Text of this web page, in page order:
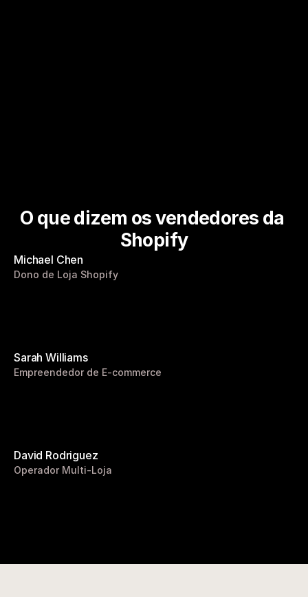
O que dizem os vendedores da
Shopify
Michael Chen
Dono de Loja Shopify
Sarah Williams
Empreendedor de E-commerce
David Rodriguez
Operador Multi-Loja